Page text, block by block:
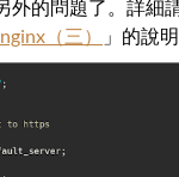
外的問題了。詳細
（三）
」的說明